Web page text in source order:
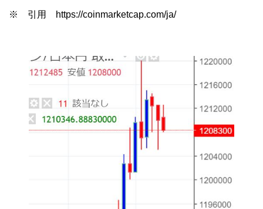
※ 引用 https://coinmarketcap.com/ja/